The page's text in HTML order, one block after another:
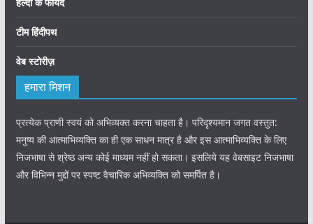
टीम हिंदीपथ
वेब स्टोरीज़
हमारा मिशन
प्रत्येक प्राणी स्वयं को अभिव्यक्त करना चाहता है। परिदृश्यमान जगत वस्तुत:
मनुष्य की आत्माभिव्यक्ति का ही एक साधन मात्र है और इस आत्माभिव्यक्ति के लिए
निजभाषा से श्रेष्ठ अन्य कोई माध्यम नहीं हो सकता। इसलिये यह वेबसाइट निजभाषा
और विभिन्न मुद्दों पर स्पष्ट वैचारिक अभिव्यक्ति को समर्पित है।